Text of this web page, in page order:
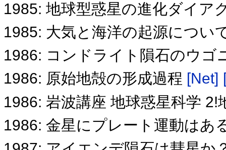
1985: 地球型惑星の進化ダイア
1985: 大気と海洋の起源につい
1986: コンドライト隕石のウゴ
1986: 原始地殻の形成過程 [Net]
1986: 岩波講座 地球惑星科学
1986: 金星にプレート運動はあ